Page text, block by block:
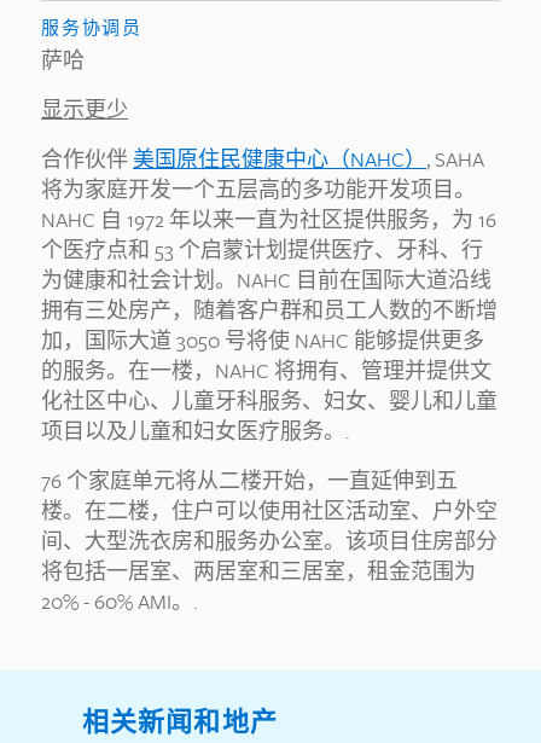
服务协调员
萨哈
显示更少
合作伙伴 美国原住民健康中心（NAHC） , SAHA
将为家庭开发一个五层高的多功能开发项目。
NAHC 自 1972 年以来一直为社区提供服务，为 16
个医疗点和 53 个启蒙计划提供医疗、牙科、行
为健康和社会计划。NAHC 目前在国际大道沿线
拥有三处房产，随着客户群和员工人数的不断增
加，国际大道 3050 号将使 NAHC 能够提供更多
的服务。在一楼，NAHC 将拥有、管理并提供文
化社区中心、儿童牙科服务、妇女、婴儿和儿童
项目以及儿童和妇女医疗服务。.
76 个家庭单元将从二楼开始，一直延伸到五
楼。在二楼，住户可以使用社区活动室、户外空
间、大型洗衣房和服务办公室。该项目住房部分
将包括一居室、两居室和三居室，租金范围为
20% - 60% AMI。.
相关新闻和地产